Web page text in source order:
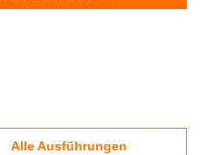
Alle Ausführungen